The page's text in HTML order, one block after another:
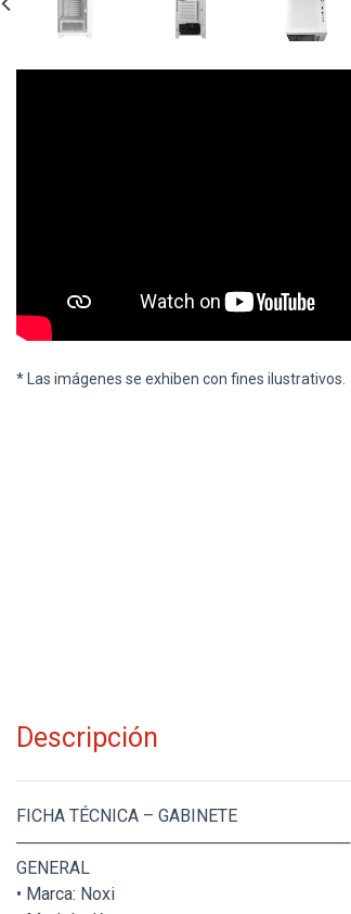
* Las imágenes se exhiben con fines ilustrativos.
Descripción
FICHA TÉCNICA – GABINETE
────────────────────────────
GENERAL
• Marca: Noxi